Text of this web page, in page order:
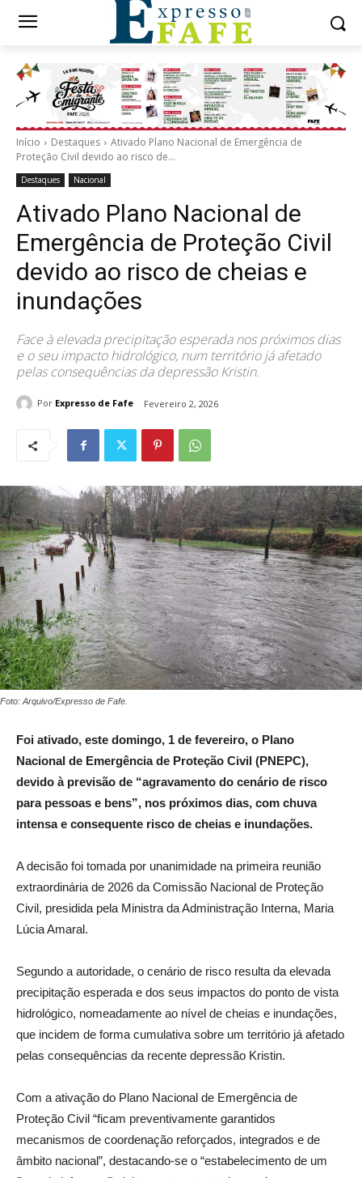
Início Destaques
Ativado Plano Nacional de Emergência de
Proteção Civil devido ao risco de...
Destaques Nacional
Ativado Plano Nacional de
Emergência de Proteção Civil
devido ao risco de cheias e
inundações
Face à elevada precipitação esperada nos próximos dias
e o seu impacto hidrológico, num território já afetado
pelas consequências da depressão Kristin.
Por Expresso de Fafe Fevereiro 2, 2026
Foto: Arquivo/Expresso de Fafe.
Foi ativado, este domingo, 1 de fevereiro, o Plano
Nacional de Emergência de Proteção Civil (PNEPC),
devido à previsão de “agravamento do cenário de risco
para pessoas e bens”, nos próximos dias, com chuva
intensa e consequente risco de cheias e inundações.
A decisão foi tomada por unanimidade na primeira reunião
extraordinária de 2026 da Comissão Nacional de Proteção
Civil, presidida pela Ministra da Administração Interna, Maria
Lúcia Amaral.
Segundo a autoridade, o cenário de risco resulta da elevada
precipitação esperada e dos seus impactos do ponto de vista
hidrológico, nomeadamente ao nível de cheias e inundações,
que incidem de forma cumulativa sobre um território já afetado
pelas consequências da recente depressão Kristin.
Com a ativação do Plano Nacional de Emergência de
Proteção Civil “ficam preventivamente garantidos
mecanismos de coordenação reforçados, integrados e de
âmbito nacional”, destacando-se o “estabelecimento de um